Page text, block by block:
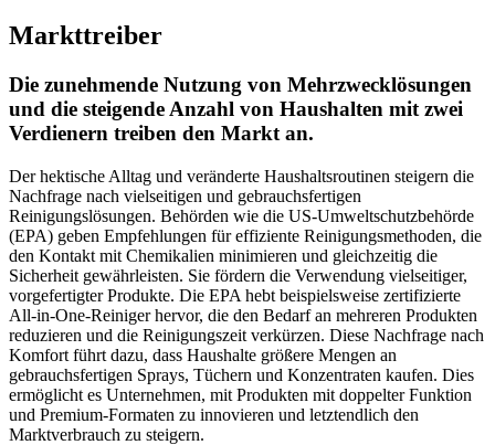
Markttreiber
Die zunehmende Nutzung von Mehrzwecklösungen
und die steigende Anzahl von Haushalten mit zwei
Verdienern treiben den Markt an.
Der hektische Alltag und veränderte Haushaltsroutinen steigern die
Nachfrage nach vielseitigen und gebrauchsfertigen
Reinigungslösungen. Behörden wie die US-Umweltschutzbehörde
(EPA) geben Empfehlungen für effiziente Reinigungsmethoden, die
den Kontakt mit Chemikalien minimieren und gleichzeitig die
Sicherheit gewährleisten. Sie fördern die Verwendung vielseitiger,
vorgefertigter Produkte. Die EPA hebt beispielsweise zertifizierte
All-in-One-Reiniger hervor, die den Bedarf an mehreren Produkten
reduzieren und die Reinigungszeit verkürzen. Diese Nachfrage nach
Komfort führt dazu, dass Haushalte größere Mengen an
gebrauchsfertigen Sprays, Tüchern und Konzentraten kaufen. Dies
ermöglicht es Unternehmen, mit Produkten mit doppelter Funktion
und Premium-Formaten zu innovieren und letztendlich den
Marktverbrauch zu steigern.